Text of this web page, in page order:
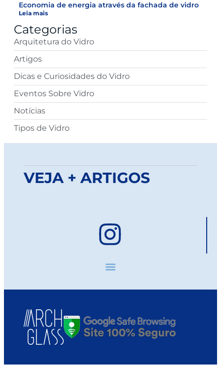
Economia de energia através da fachada de vidro
Leia mais
Categorias
Arquitetura do Vidro
Artigos
Dicas e Curiosidades do Vidro
Eventos Sobre Vidro
Notícias
Tipos de Vidro
VEJA + ARTIGOS